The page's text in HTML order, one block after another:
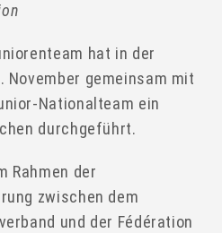
hat in der
November gemeinsam mit
Nationalteam ein
durchgeführt.
Rahmen der
zwischen dem
und der Fédération